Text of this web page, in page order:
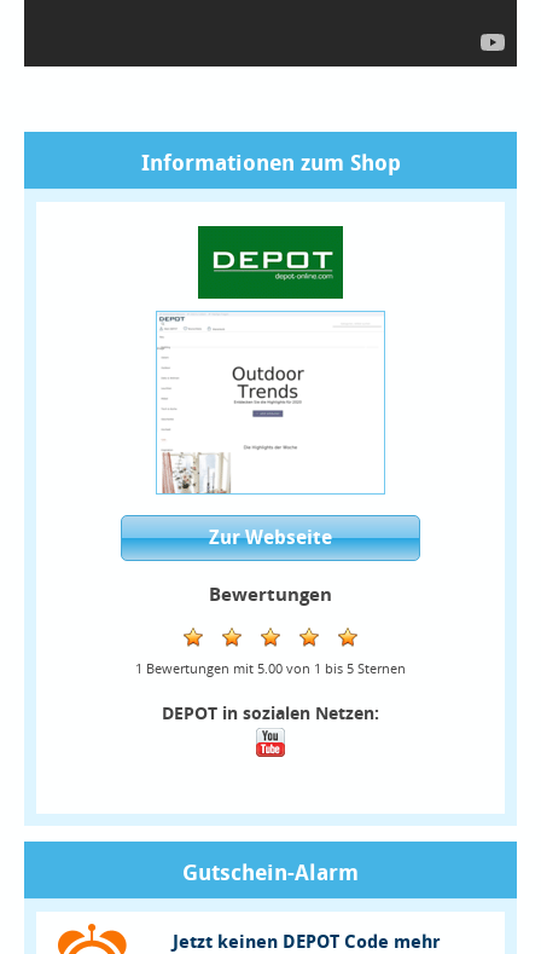
Informationen zum Shop
Zur Webseite
Bewertungen
1 Bewertungen mit 5.00 von 1 bis 5 Sternen
DEPOT in sozialen Netzen:
Gutschein-Alarm
Jetzt keinen DEPOT Code mehr